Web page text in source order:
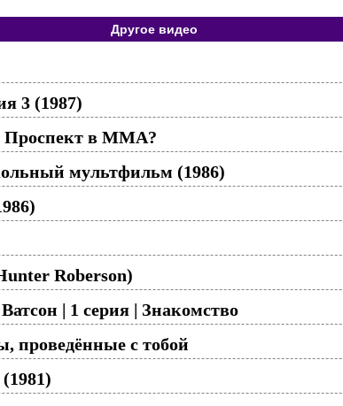
Другое видео
3 (1987)
Проспект в ММА?
мультфильм (1986)
Roberson)
| 1 серия | Знакомство
проведённые с тобой